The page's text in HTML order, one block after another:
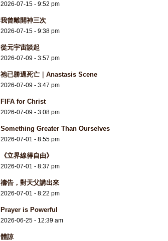
2026-07-15 - 9:52 pm
我曾離開神三次
2026-07-15 - 9:38 pm
從元宇宙談起
2026-07-09 - 3:57 pm
祂已勝過死亡｜Anastasis Scene
2026-07-09 - 3:47 pm
FIFA for Christ
2026-07-09 - 3:08 pm
Something Greater Than Ourselves
2026-07-01 - 8:55 pm
《立界線得自由》
2026-07-01 - 8:37 pm
禱告，對天父講出來
2026-07-01 - 8:22 pm
Prayer is Powerful
2026-06-25 - 12:39 am
體諒